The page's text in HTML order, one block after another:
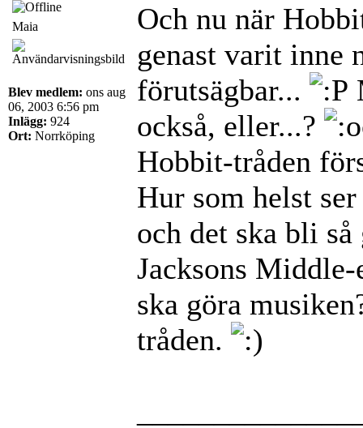
Maia
Blev medlem: ons aug
06, 2003 6:56 pm
Inlägg: 924
Ort: Norrköping
Och nu när
genast varit inne
förutsägbar...
också, eller...?
Hobbit-tråden
Hur som helst
och det ska bli
Jacksons
ska göra
tråden.